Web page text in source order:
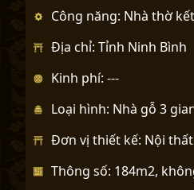
Công năng: Nhà thờ
Địa chỉ: Tỉnh Ninh Bình
Kinh phí: ---
Loại hình: Nhà gỗ 3
Đơn vị thiết kế: Nội
Thông số: 184m2,